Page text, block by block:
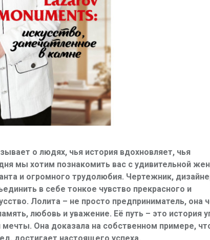
о людях, чья история вдохновляет, чья
мы хотим познакомить вас с удивительной
и огромного трудолюбия. Чертежник,
в себе тонкое чувство прекрасного и
Лолита – не просто предприниматель, она
любовь и уважение. Её путь – это история
Она доказала на собственном примере,